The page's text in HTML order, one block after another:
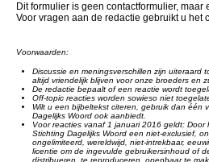
Dit formulier is geen contactformulier,
Voor vragen aan de redactie gebruikt u het
Voorwaarden:
Discussie en meningsverschillen zijn uiteraard
altijd vriendelijk blijven voor onze broeders en
De redactie bepaalt of een reactie wordt
Off-topic reacties worden sowieso niet
Wilt u een bijbeltekst citeren, gebruik dan één
Dagelijks Woord ook aanbiedt.
Voor reacties vanaf 1 januari 2016 geldt: Door
Stichting Dagelijks Woord een niet-exclusief,
ongelimiteerd, wereldwijd, niet-intrekbaar,
licentie om de ingevulde gebruikersinhoud of
distribueren, te reproduceren, openbaar te